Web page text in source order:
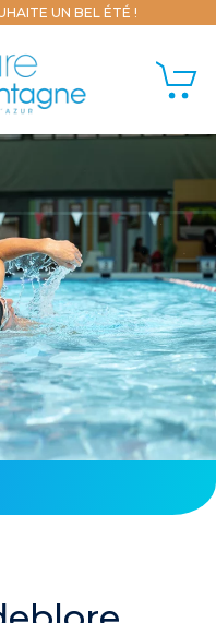
UN BEL ÉTÉ !